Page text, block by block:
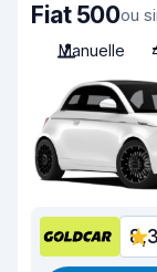
Fiat 500ou
Manuelle
8,3